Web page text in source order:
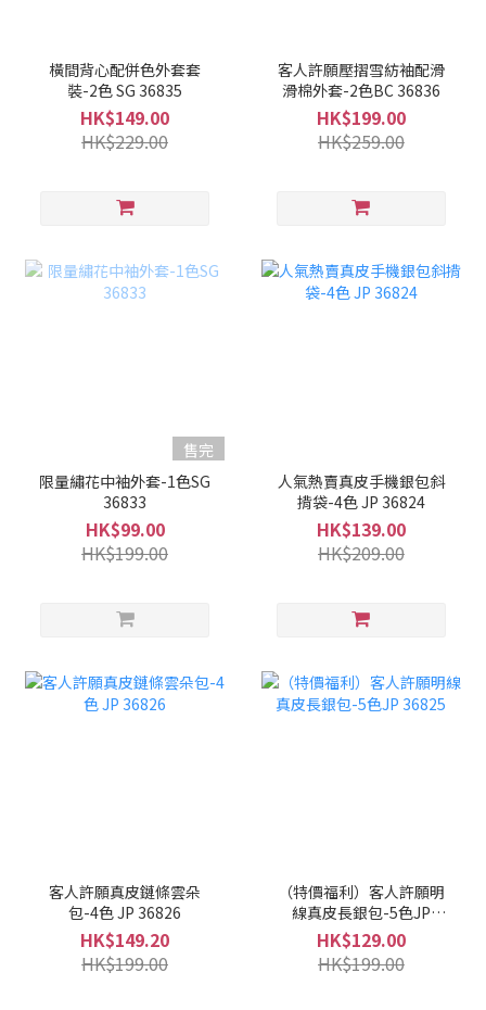
橫間背心配併色外套套
裝-2色 SG 36835
HK$149.00
HK$229.00
客人許願壓摺雪紡袖配滑
滑棉外套-2色BC 36836
HK$199.00
HK$259.00
售完
限量繡花中袖外套-1色SG
36833
HK$99.00
HK$199.00
人氣熱賣真皮手機銀包斜
揹袋-4色 JP 36824
HK$139.00
HK$209.00
客人許願真皮鏈條雲朵
包-4色 JP 36826
HK$149.20
HK$199.00
（特價福利）客人許願明
線真皮長銀包-5色JP
36825
HK$129.00
HK$199.00